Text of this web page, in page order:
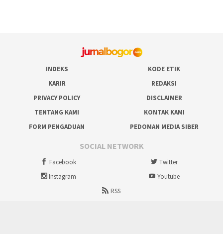
INDEKS
KODE ETIK
KARIR
REDAKSI
PRIVACY POLICY
DISCLAIMER
TENTANG KAMI
KONTAK KAMI
FORM PENGADUAN
PEDOMAN MEDIA SIBER
SOCIAL NETWORK
Facebook
Twitter
Instagram
Youtube
RSS